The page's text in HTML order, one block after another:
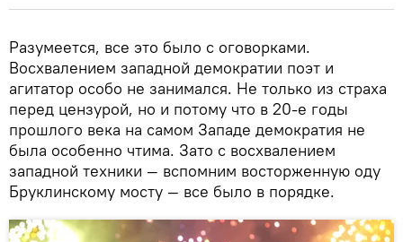
Разумеется, все это было с оговорками.
Восхвалением западной демократии поэт и
агитатор особо не занимался. Не только из страха
перед цензурой, но и потому что в 20-е годы
прошлого века на самом Западе демократия не
была особенно чтима. Зато с восхвалением
западной техники — вспомним восторженную оду
Бруклинскому мосту — все было в порядке.